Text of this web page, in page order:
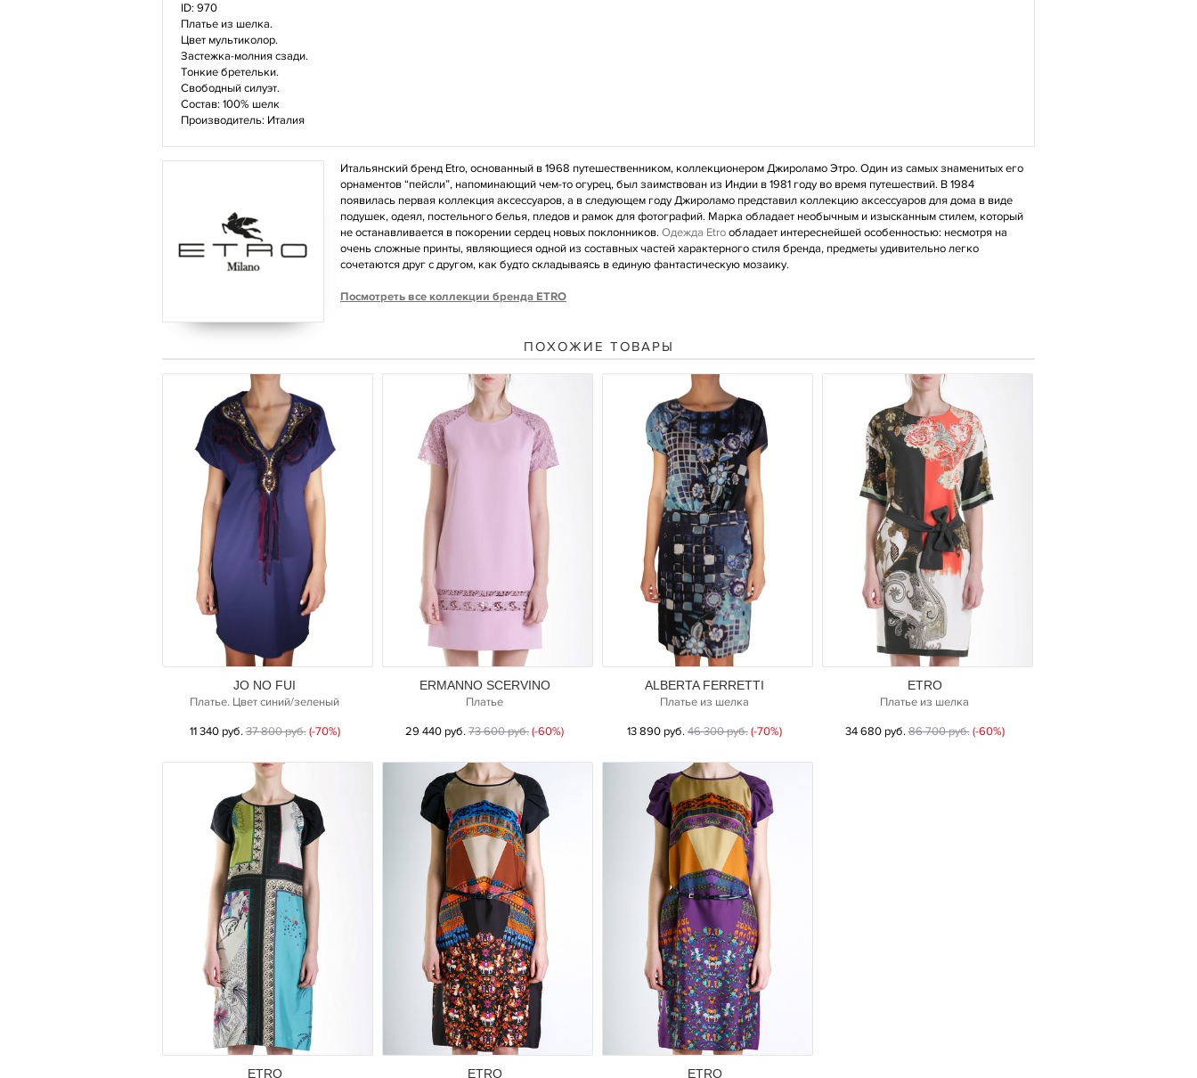
ID: 970
Платье из шелка.
Цвет мультиколор.
Застежка-молния сзади.
Тонкие бретельки.
Свободный силуэт.
Состав: 100% шелк
Производитель: Италия
Итальянский бренд Etro, основанный в 1968 путешественником, коллекционером Джироламо Этро. Один из самых знаменитых его
орнаментов “пейсли”, напоминающий чем-то огурец, был заимствован из Индии в 1981 году во время путешествий. В 1984
появилась первая коллекция аксессуаров, а в следующем году Джироламо представил коллекцию аксессуаров для дома в виде
подушек, одеял, постельного белья, пледов и рамок для фотографий. Марка обладает необычным и изысканным стилем, который
не останавливается в покорении сердец новых поклонников.Одежда Etroобладает интереснейшей особенностью: несмотря на
очень сложные принты, являющиеся одной из составных частей характерного стиля бренда, предметы удивительно легко
сочетаются друг с другом, как будто складываясь в единую фантастическую мозаику.
Посмотреть все коллекции бренда ETRO
ПОХОЖИЕ ТОВАРЫ
JO NO FUI
Платье. Цвет синий/зеленый
11 340 руб.37 800 руб. (-70%)
ERMANNO SCERVINO
Платье
29 440 руб.73 600 руб.(-60%)
ALBERTA FERRETTI
Платье из шелка
13 890 руб.46 300 руб.(-70%)
ETRO
Платье из шелка
34 680 руб.86 700 руб. (-60%)
ETRO ETRO ETRO